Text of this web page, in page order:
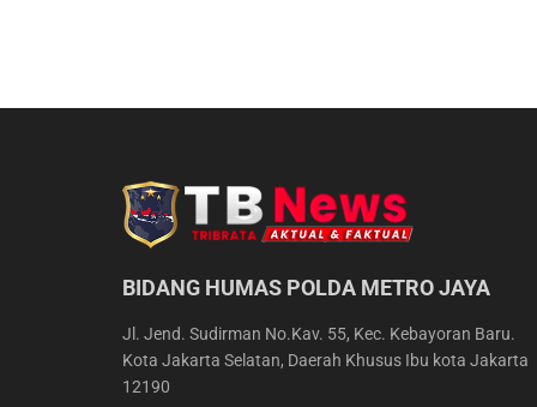
BIDANG HUMAS POLDA METRO JAYA
Jl. Jend. Sudirman No.Kav. 55, Kec. Kebayoran Baru.
Kota Jakarta Selatan, Daerah Khusus Ibu kota Jakarta
12190